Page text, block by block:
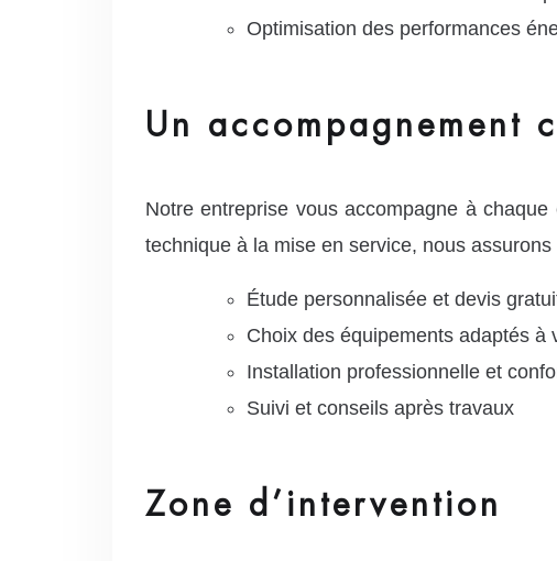
Optimisation des performances
Un accompagnement
Notre entreprise vous accompagne à
technique à la mise en service, nous
Étude personnalisée et devis
Choix des équipements adaptés à
Installation professionnelle et
Suivi et conseils après travaux
Zone d’intervention